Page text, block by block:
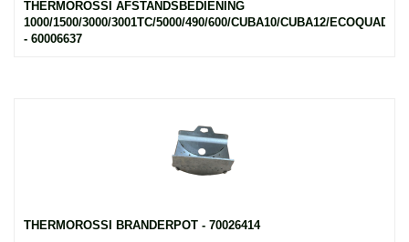
THERMOROSSI AFSTANDSBEDIENING
1000/1500/3000/3001TC/5000/490/600/CUBA10/CUBA12/ECOQUADRO
- 60006637
THERMOROSSI BRANDERPOT - 70026414